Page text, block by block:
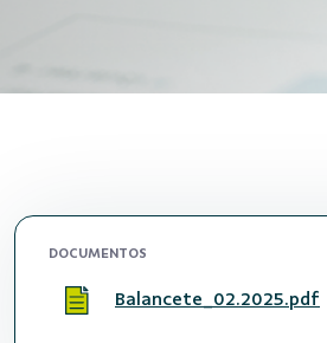
DOCUMENTOS
Balancete_02.2025.pdf